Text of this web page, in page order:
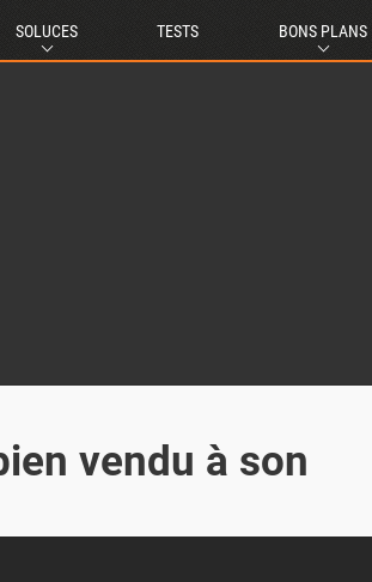
SOLUCES TESTS BONS PLANS
vendu à son